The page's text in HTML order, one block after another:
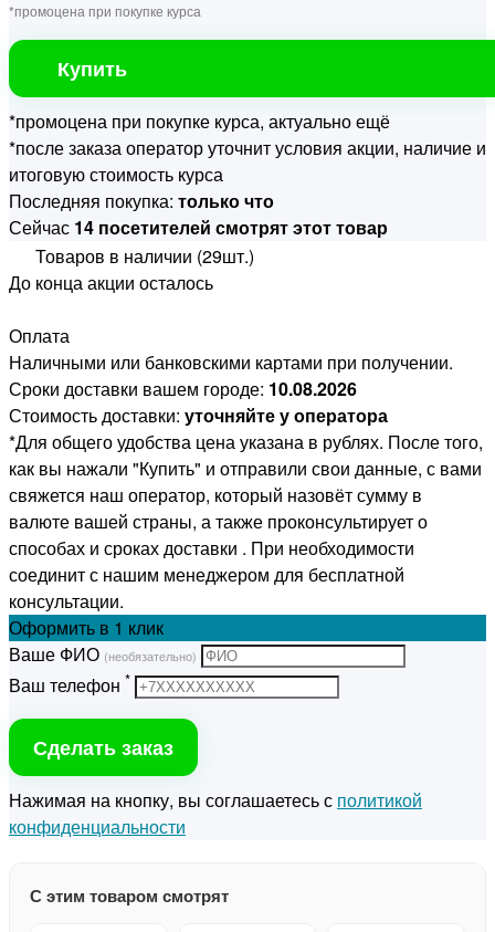
*промоцена при покупке курса
Купить
*промоцена при покупке курса, актуально ещё
*после заказа оператор уточнит условия акции, наличие и
итоговую стоимость курса
Последняя покупка: только что
Сейчас 14 посетителей смотрят этот товар
Товаров в наличии (29шт.)
До конца акции осталось
Оплата
Наличными или банковскими картами при получении.
Сроки доставки вашем городе: 10.08.2026
Стоимость доставки: уточняйте у оператора
*Для общего удобства цена указана в рублях. После того,
как вы нажали "Купить" и отправили свои данные, с вами
свяжется наш оператор, который назовёт сумму в
валюте вашей страны, а также проконсультирует о
способах и сроках доставки . При необходимости
соединит с нашим менеджером для бесплатной
консультации.
Оформить в 1 клик
Ваше ФИО (необязательно)
Ваш телефон *
Сделать заказ
Нажимая на кнопку, вы соглашаетесь с политикой
конфиденциальности
С этим товаром смотрят